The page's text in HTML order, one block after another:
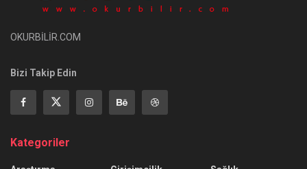
OKURBİLİR.COM
Bizi Takip Edin
Kategoriler